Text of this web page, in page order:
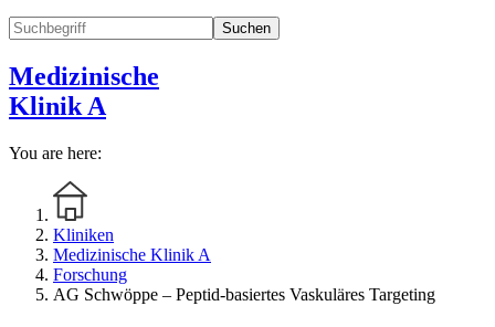
Suchen
Medizinische
Klinik A
You are here:
Kliniken
Medizinische Klinik A
Forschung
AG Schwöppe – Peptid-basiertes Vaskuläres Targeting